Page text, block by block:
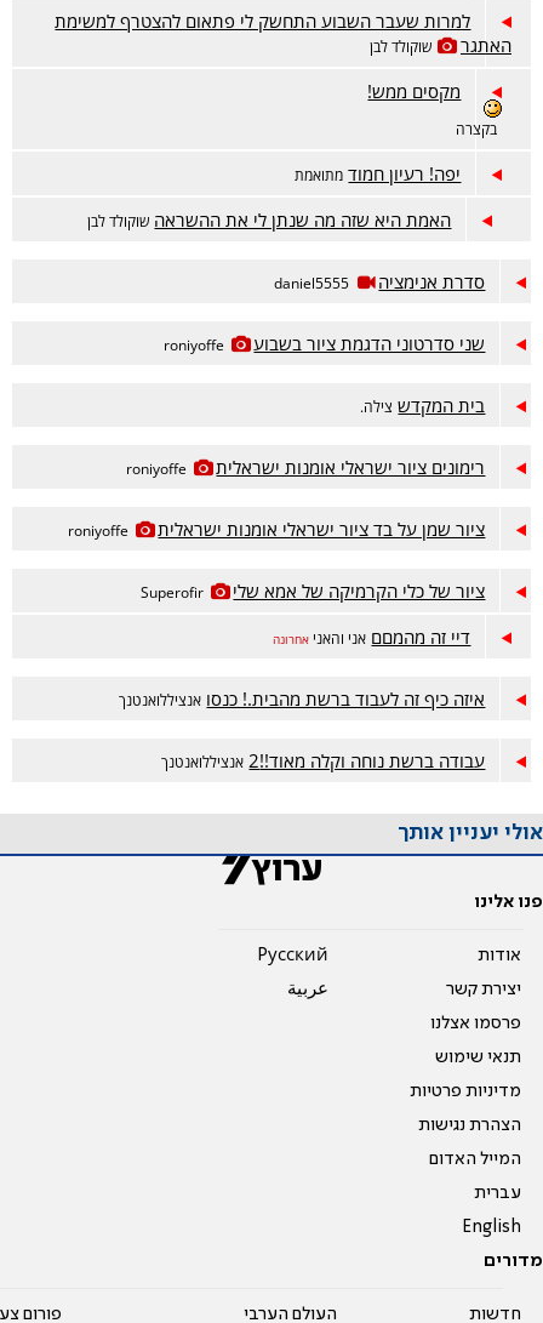
למרות שעבר השבוע התחשק לי פתאום להצטרף למשימת
האתגר
שוקולד לבן
מקסים ממש!
בקצרה
יפה! רעיון חמוד מתואמת
האמת היא שזה מה שנתן לי את ההשראה שוקולד לבן
סדרת אנימציה daniel5555
שני סדרטוני הדגמת ציור בשבוע roniyoffe
בית המקדש צילה.
רימונים ציור ישראלי אומנות ישראלית roniyoffe
ציור שמן על בד ציור ישראלי אומנות ישראלית roniyoffe
ציור של כלי הקרמיקה של אמא שלי Superofir
דיי זה מהמםם אני והאני אחרונה
איזה כיף זה לעבוד ברשת מהבית.! כנסו אנציללואנטנך
עבודה ברשת נוחה וקלה מאוד!!2 אנציללואנטנך
אולי יעניין אותך
פנו אלינו
אודות
יצירת קשר
פרסמו אצלנו
תנאי שימוש
מדיניות פרטיות
הצהרת נגישות
המייל האדום
עברית
English
Pусский
عربية
מדורים
חדשות העולם הערבי פורום